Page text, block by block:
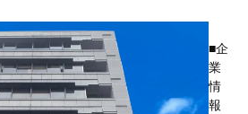
■企
業
情
報